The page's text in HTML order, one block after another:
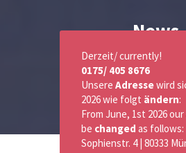
News
Derzeit/ currently!
0175/ 405 8676
Unsere Adressewird
2026 wie folgt ändern:
From June, 1st 2026 our
be changed as follows:
Sophienstr. 4 | 80333